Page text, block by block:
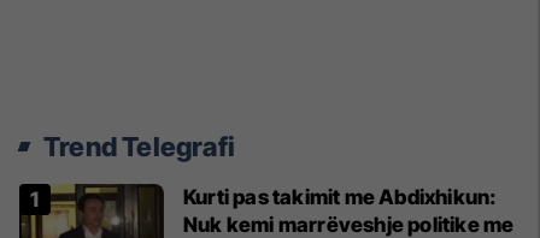
Trend Telegrafi
Kurti pas takimit me Abdixhikun:
Nuk kemi marrëveshje politike me